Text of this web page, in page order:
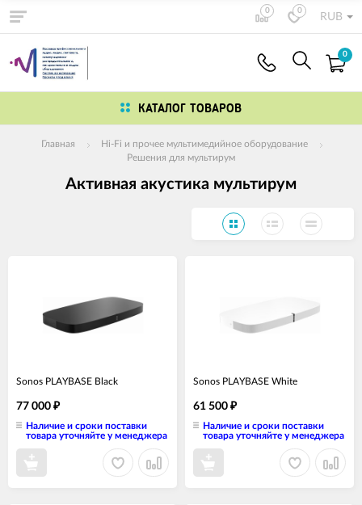
0 0
RUB
0
КАТАЛОГ ТОВАРОВ
Главная
Hi-Fi и прочее мультимедийное оборудование
Решения для мультирум
Активная акустика мультирум
Sonos PLAYBASE Black
77 000 ₽
Наличие и сроки поставки
товара уточняйте у менеджера
Sonos PLAYBASE White
61 500 ₽
Наличие и сроки поставки
товара уточняйте у менеджера